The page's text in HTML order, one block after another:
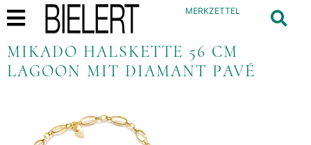
MERKZETTEL
MIKADO HALSKETTE 56 CM
LAGOON MIT DIAMANT PAVÉ